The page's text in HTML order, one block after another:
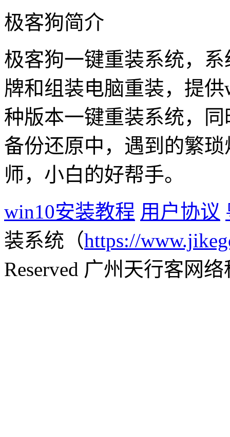
极客狗简介
极客狗一键重装系统，
牌和组装电脑重装，提
种版本一键重装系统，
备份还原中，遇到的繁
师，小白的好帮手。
win10安装教程 用户协议
装系统（https://
Reserved 广州天行客网